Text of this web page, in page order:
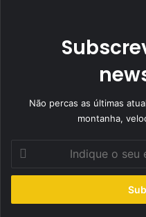
Não percas as últimas
montanha,
seu
de